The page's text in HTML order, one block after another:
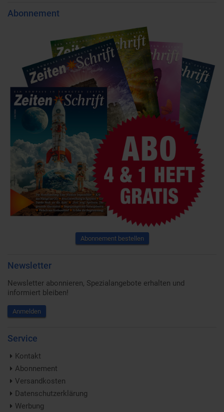
Abonnement
Abonnement bestellen
Newsletter
Newsletter abonnieren, Spezialangebote erhalten und
informiert bleiben!
Anmelden
Service
Kontakt
Abonnement
Versandkosten
Datenschutzerklärung
Werbung